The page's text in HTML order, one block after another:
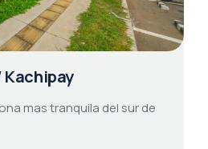
Kachipay
mas tranquila del sur de